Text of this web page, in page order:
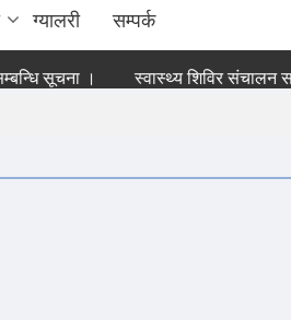
ग्यालरी सम्पर्क
सूचना । स्वास्थ्य शिविर संचालन